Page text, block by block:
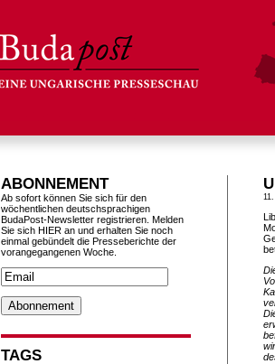
ABONNEMENT
Ab sofort können Sie sich für den
wöchentlichen deutschsprachigen
BudaPost-Newsletter registrieren. Melden
Sie sich HIER an und erhalten Sie noch
einmal gebündelt die Presseberichte der
vorangegangenen Woche.
TAGS